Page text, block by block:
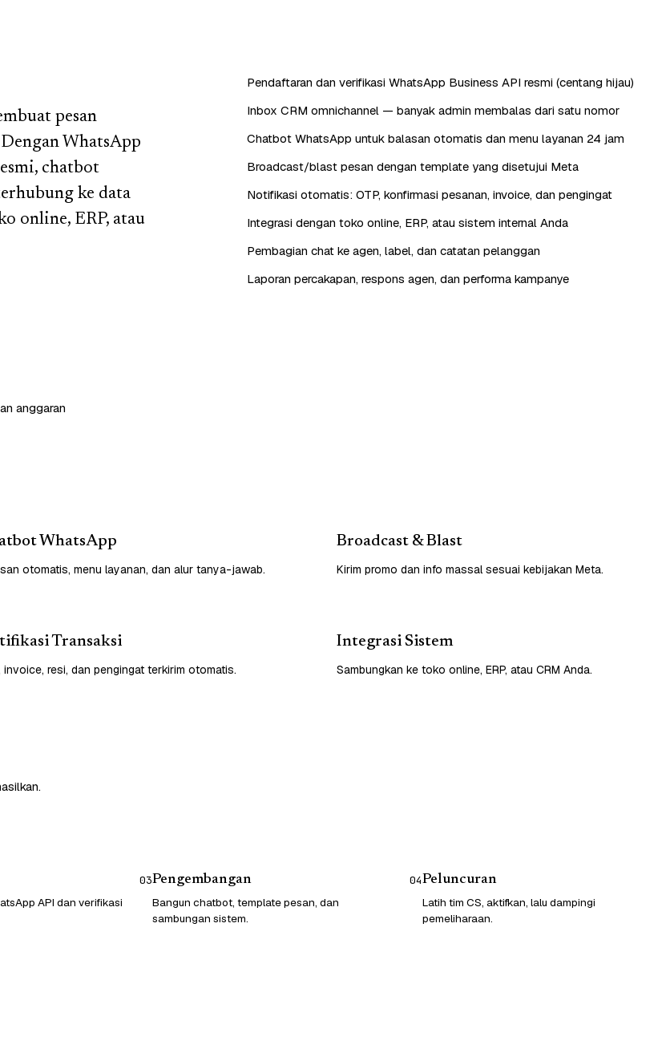
pesan
WhatsApp
chatbot
ke data
online, ERP, atau
Pendaftaran dan verifikasi WhatsApp Business API resmi (centang hijau)
Inbox CRM omnichannel — banyak admin membalas dari satu nomor
Chatbot WhatsApp untuk balasan otomatis dan menu layanan 24 jam
Broadcast/blast pesan dengan template yang disetujui Meta
Notifikasi otomatis: OTP, konfirmasi pesanan, invoice, dan pengingat
Integrasi dengan toko online, ERP, atau sistem internal Anda
Pembagian chat ke agen, label, dan catatan pelanggan
Laporan percakapan, respons agen, dan performa kampanye
anggaran
WhatsApp
otomatis, menu layanan, dan alur tanya-jawab.
Broadcast & Blast
Kirim promo dan info massal sesuai kebijakan Meta.
Transaksi
invoice, resi, dan pengingat terkirim otomatis.
Integrasi Sistem
Sambungkan ke toko online, ERP, atau CRM Anda.
API dan verifikasi
03Pengembangan
Bangun chatbot, template pesan, dan
sambungan sistem.
04Peluncuran
Latih tim CS, aktifkan, lalu dampingi
pemeliharaan.